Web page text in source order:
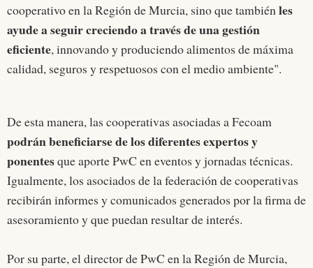
cooperativo en la Región de Murcia, sino que tambiénles
ayude a seguir creciendo a través de una gestión
eficiente, innovando y produciendo alimentos de máxima
calidad, seguros y respetuosos con el medio ambiente".
De esta manera, las cooperativas asociadas a Fecoam
podrán beneficiarse de los diferentes expertos y
ponentesque aporte PwC en eventos y jornadas técnicas.
Igualmente, los asociados de la federación de cooperativas
recibirán informes y comunicados generados por la firma de
asesoramiento y que puedan resultar de interés.
Por su parte, el director de PwC en la Región de Murcia,